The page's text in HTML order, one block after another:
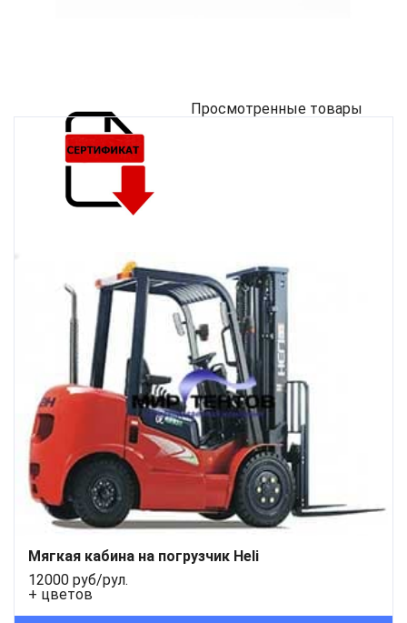
Просмотренные товары
Мягкая кабина на погрузчик Heli
12000 руб/рул.
+ цветов